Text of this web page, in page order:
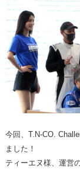
今回、T.N-CO.
ました！
ティーエヌ様、運営